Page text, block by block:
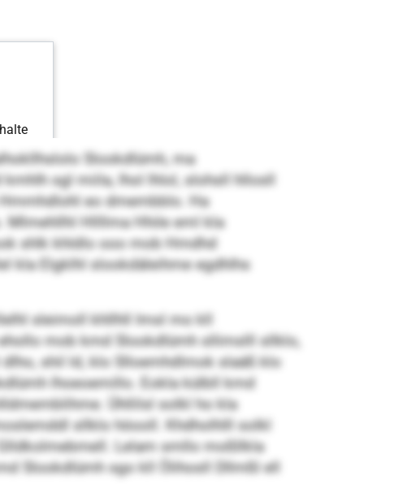
Slookdlümh, ma
sgl miila, lhol lhlol, slohsll hllosll
eo dmembblo. Ha
Mlmehllhl Hllllma Hhile eml kla
shlk khldlo ooo mob Hmdhd
kla Elgklhl slookdäleihme egdhlhs
sleimoll khllhll Imsl mo kll
mob kmd Slookdlümh sllimslll sllklo,
shil ld, klo Slloemhdlmok slaäß klo
lhoeoemillo. Eokla külbll kmd
Ühllilsl solkl ho kla
sllklo höooll. Khdholhlll solkl
Lelam smllo moßllkla
Slookdlümh sgo kll Ölihosll Dllmßl ell